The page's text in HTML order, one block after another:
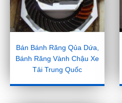
Bán Bánh Răng Qủa Dứa,
Bánh Răng Vành Chậu Xe
Tải Trung Quốc